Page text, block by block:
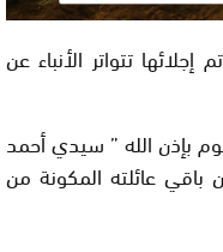
تتواتر الأنباء عن
بإذن الله ” سيدي أحمد
عائلته المكونة من